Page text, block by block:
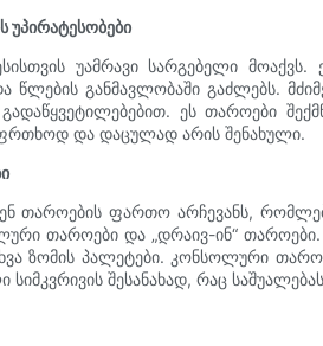
უპირატესობები
უამრავი სარგებელი
წლების განმავლობაში გაძლებს.
ეს თაროები
და დაცულად არის შენახული.
თაროების ფართო არჩევანს,
თაროები და „დრაივ-ინ“
ზომის პალეტები. კონსოლური
შესანახად, რაც